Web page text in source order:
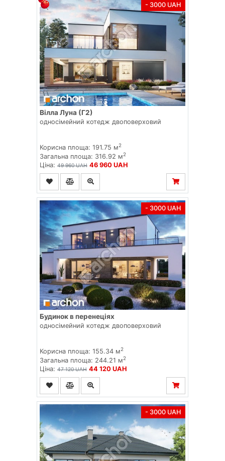
- 3000 UAH
Вілла Луна (Г2)
односімейний котедж двоповерховий
Корисна площа: 191.75 м2
Загальна площа: 316.92 м2
Ціна: 49 960 UAH 46 960 UAH
- 3000 UAH
Будинок в перенеціях
односімейний котедж двоповерховий
Корисна площа: 155.34 м2
Загальна площа: 244.21 м2
Ціна: 47 120 UAH 44 120 UAH
- 3000 UAH